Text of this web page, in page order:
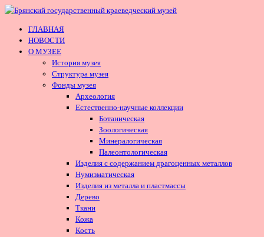
ГЛАВНАЯ
НОВОСТИ
О МУЗЕЕ
История музея
Структура музея
Фонды музея
Археология
Естественно-научные коллекции
Ботаническая
Зоологическая
Минералогическая
Палеонтологическая
Изделия с содержанием драгоценных металлов
Нумизматическая
Изделия из металла и пластмассы
Дерево
Ткани
Кожа
Кость